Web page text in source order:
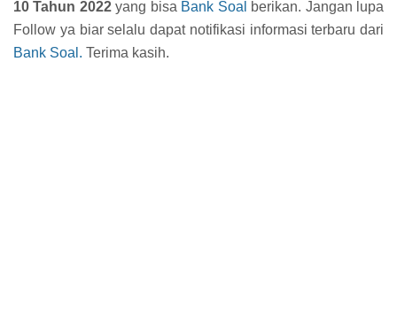
10 Tahun 2022yang bisa Bank Soal
berikan. Jangan lupa
Follow ya biar selalu dapat notifikasi informasi terbaru dari
Bank Soal. Terima kasih.